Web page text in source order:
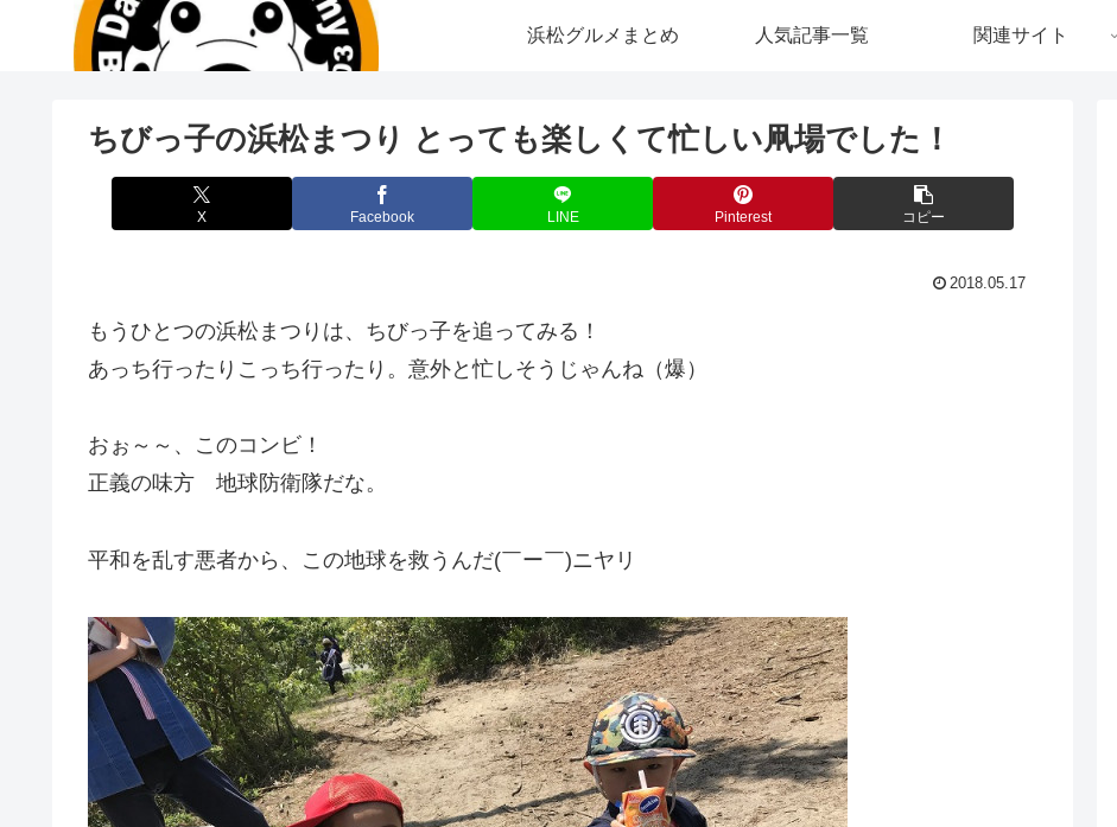
浜松グルメまとめ 人気記事一覧 関連サイト
ちびっ子の浜松まつり とっても楽しくて忙しい凧場でした！
X Facebook LINE Pinterest コピー
2018.05.17
もうひとつの浜松まつりは、ちびっ子を追ってみる！
あっち行ったりこっち行ったり。意外と忙しそうじゃんね（爆）
おぉ～～、このコンビ！
正義の味方 地球防衛隊だな。
平和を乱す悪者から、この地球を救うんだ(￣ー￣)ニヤリ